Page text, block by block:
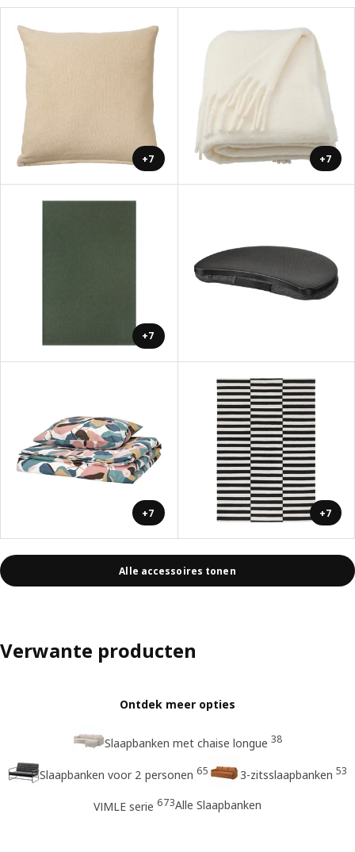
+7 +7
+7
+7 +7
Alle accessoires tonen
Verwante producten
Ontdek meer opties
Slaapbanken met chaise longue 38
Slaapbanken voor 2 personen 65 3-zitsslaapbanken 53
VIMLE serie 673Alle Slaapbanken